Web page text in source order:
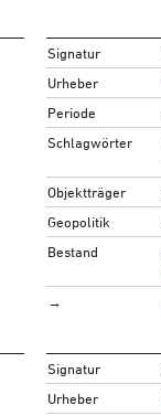
Signatur
Urheber
Periode
Schlagwörter
Objektträger
Geopolitik
Bestand
→
Signatur
Urheber